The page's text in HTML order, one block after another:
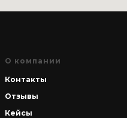
О компании
Контакты
Отзывы
Кейсы